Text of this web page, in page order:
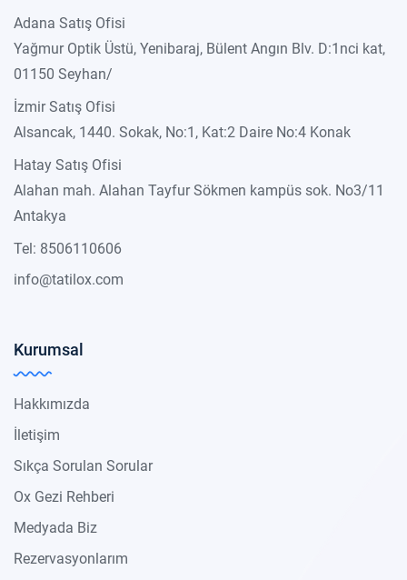
Adana Satış Ofisi
Yağmur Optik Üstü, Yenibaraj, Bülent Angın Blv. D:1nci kat,
01150 Seyhan/
İzmir Satış Ofisi
Alsancak, 1440. Sokak, No:1, Kat:2 Daire No:4 Konak
Hatay Satış Ofisi
Alahan mah. Alahan Tayfur Sökmen kampüs sok. No3/11
Antakya
Tel: 8506110606
info@tatilox.com
Kurumsal
Hakkımızda
İletişim
Sıkça Sorulan Sorular
Ox Gezi Rehberi
Medyada Biz
Rezervasyonlarım